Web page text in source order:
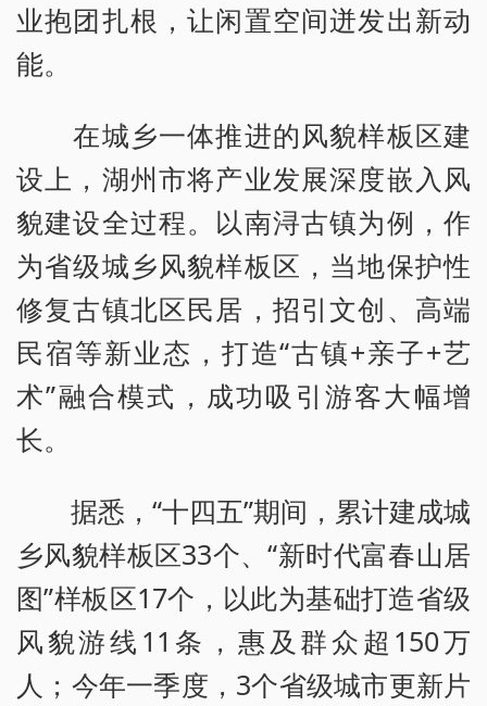
业抱团扎根，让闲置空间迸发出新动
能。
在城乡一体推进的风貌样板区建
设上，湖州市将产业发展深度嵌入风
貌建设全过程。以南浔古镇为例，作
为省级城乡风貌样板区，当地保护性
修复古镇北区民居，招引文创、高端
民宿等新业态，打造“古镇+亲子+艺
术”融合模式，成功吸引游客大幅增
长。
据悉，“十四五”期间，累计建成城
乡风貌样板区33个、“新时代富春山居
图”样板区17个，以此为基础打造省级
风貌游线11条，惠及群众超150万
人；今年一季度，3个省级城市更新片